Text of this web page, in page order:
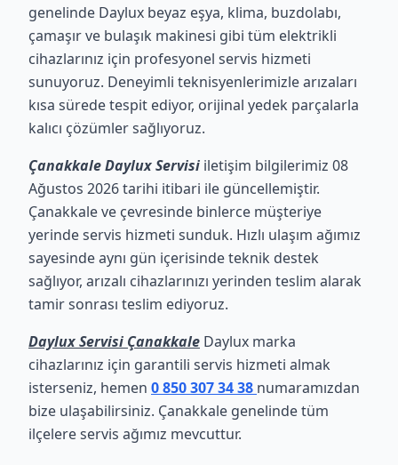
genelinde Daylux beyaz eşya, klima, buzdolabı,
çamaşır ve bulaşık makinesi gibi tüm elektrikli
cihazlarınız için profesyonel servis hizmeti
sunuyoruz. Deneyimli teknisyenlerimizle arızaları
kısa sürede tespit ediyor, orijinal yedek parçalarla
kalıcı çözümler sağlıyoruz.
Çanakkale Daylux Servisi iletişim bilgilerimiz 08
Ağustos 2026 tarihi itibari ile güncellemiştir.
Çanakkale ve çevresinde binlerce müşteriye
yerinde servis hizmeti sunduk. Hızlı ulaşım ağımız
sayesinde aynı gün içerisinde teknik destek
sağlıyor, arızalı cihazlarınızı yerinden teslim alarak
tamir sonrası teslim ediyoruz.
Daylux Servisi Çanakkale Daylux marka
cihazlarınız için garantili servis hizmeti almak
isterseniz, hemen 0 850 307 34 38 numaramızdan
bize ulaşabilirsiniz. Çanakkale genelinde tüm
ilçelere servis ağımız mevcuttur.